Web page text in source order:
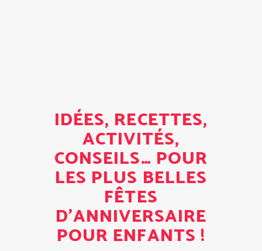
IDÉES, RECETTES,
ACTIVITÉS,
CONSEILS… POUR
LES PLUS BELLES
FÊTES
D'ANNIVERSAIRE
POUR ENFANTS !